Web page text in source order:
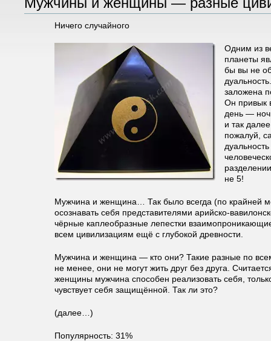
Ничего случайного
Одним из
планеты
бы вы не
заложена
Он привык
день —
и так
пожалуй,
не 5!
Мужчина и женщина… Так было всегда (по крайней
осознавать себя представителями арийско-
чёрные каплеобразные лепестки
всем цивилизациям ещё с глубокой древности.
Мужчина и женщина — кто они? Такие разные по
не менее, они не могут жить друг без друга.
женщины мужчина способен реализовать себя,
чувствует себя защищённой. Так ли это?
(далее…)
Популярность: 31%